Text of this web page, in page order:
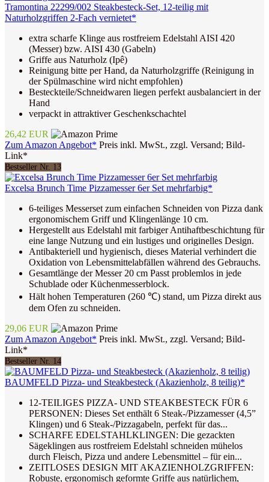
Tramontina 22299/002 Steakbesteck-Set, 12-teilig mit
Naturholzgriffen 2-Fach vernietet*
extra scharfe Klinge aus rostfreiem Edelstahl AISI 420
(Messer) bzw. AISI 430 (Gabeln)
Griffe aus Naturholz (Ipê)
Reinigung bitte per Hand, da Naturholzgriffe (Reinigung in
der Spülmaschine wird nicht empfohlen)
Besteckteile/Schneidwaren liegen perfekt ausbalanciert in der
Hand
verpackt in attraktiver Geschenkschachtel
26,42 EUR
Zum Amazon Angebot* Preis inkl. MwSt., zzgl. Versand; Bild-
Link*
Bestseller Nr. 13
Excelsa Brunch Time Pizzamesser 6er Set mehrfarbig*
6-teiliges Messerset zum einfachen Schneiden von Pizza dank
ergonomischem Griff und Klingenlänge 10 cm.
Hergestellt aus Edelstahl mit farbiger Antihaftbeschichtung für
eine lange Nutzung und ein lustiges und originelles Design.
Antibakteriell und hygienisch, dieses Material verhindert die
Oxidation von Lebensmittelabfällen während des Gebrauchs.
Gesamtlänge der Messer 20 cm Passt problemlos in jede
Schublade oder Küchenmesserblock.
Hält hohen Temperaturen (260 ℃) stand, um Pizza direkt aus
dem Ofen zu schneiden.
29,06 EUR
Zum Amazon Angebot* Preis inkl. MwSt., zzgl. Versand; Bild-
Link*
Bestseller Nr. 14
BAUMFELD Pizza- und Steakbesteck (Akazienholz, 8 teilig)*
12-TEILIGES PIZZA- UND STEAKBESTECK FÜR 6
PERSONEN: Dieses Set enthält 6 Steak-/Pizzamesser (4,5”
Klingen) und 6 Steak-/Pizzagabeln, perfekt für das...
SCHARFE EDELSTAHLKLINGEN: Die gezackten
Sägeklingen aus rostfreiem Edelstahl schneiden mühelos
durch Fleisch, Pizza und andere Lebensmittel – für ein...
ZEITLOSES DESIGN MIT AKAZIENHOLZGRIFFEN:
Robuste, ergonomisch geformte Griffe aus natürlichem,